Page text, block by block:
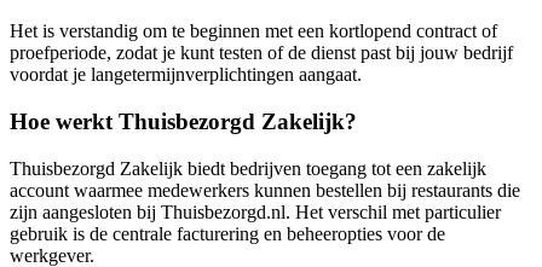
Het is verstandig om te beginnen met een kortlopend contract of
proefperiode, zodat je kunt testen of de dienst past bij jouw bedrijf
voordat je langetermijnverplichtingen aangaat.
Hoe werkt Thuisbezorgd Zakelijk?
Thuisbezorgd Zakelijk biedt bedrijven toegang tot een zakelijk
account waarmee medewerkers kunnen bestellen bij restaurants die
zijn aangesloten bij Thuisbezorgd.nl. Het verschil met particulier
gebruik is de centrale facturering en beheeropties voor de
werkgever.